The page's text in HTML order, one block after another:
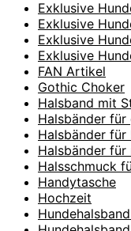
Exklusive
Exklusive
Exklusive
Exklusive
FAN Artikel
Gothic Choker
Halsband mit
Halsbänder
Halsbänder für
Halsbänder
Halsschmuck
Handytasche
Hochzeit